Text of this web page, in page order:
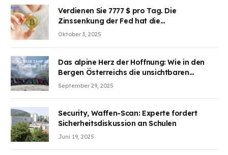
Verdienen Sie 7777 $ pro Tag. Die
Zinssenkung der Fed hat die
Aufmerksamkeit des Marktes erregt.
Oktober 3, 2025
Das alpine Herz der Hoffnung: Wie in den
Bergen Österreichs die unsichtbaren
Wunden des Kriegesheilen
September 29, 2025
Security, Waffen-Scan: Experte fordert
Sicherheitsdiskussion an Schulen
Juni 19, 2025